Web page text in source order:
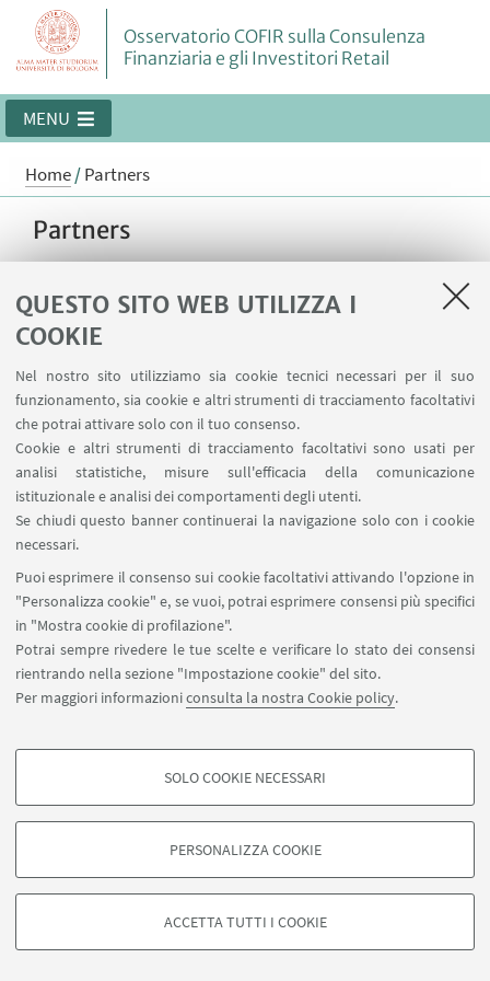
QUESTO SITO WEB UTILIZZA I
COOKIE
Nel nostro sito utilizziamo sia cookie tecnici necessari per il suo
funzionamento, sia cookie e altri strumenti di tracciamento facoltativi
che potrai attivare solo con il tuo consenso.
Cookie e altri strumenti di tracciamento facoltativi sono usati per
analisi statistiche, misure sull'efficacia della comunicazione
istituzionale e analisi dei comportamenti degli utenti.
Se chiudi questo banner continuerai la navigazione solo con i cookie
necessari.
Puoi esprimere il consenso sui cookie facoltativi attivando l'opzione in
"Personalizza cookie" e, se vuoi, potrai esprimere consensi più specifici
in "Mostra cookie di profilazione".
Potrai sempre rivedere le tue scelte e verificare lo stato dei consensi
rientrando nella sezione "Impostazione cookie" del sito.
Per maggiori informazioniconsulta la nostra Cookie policy.
COOKIE DI PROFILAZIONE - FACOLTATIVI
degli utenti, creare profili in base al loro comportamento sul sito, per analisi
di marketing.
Google/Youtube Video
SOLO COOKIE NECESSARI
PERSONALIZZA COOKIE
ACCETTA TUTTI I COOKIE
Osservatorio COFIR sulla Consulenza
Finanziaria e gli Investitori Retail
MENU
Home/Partners
Partners
Il COFIR collabora con diverse reti di
consulenti finanziari e alcune banche
commerciali.
Partners
©Copyright 2026 - ALMA MATER STUDIORUM - Università di
Privacy- Note legali-Impostazioni Cookie